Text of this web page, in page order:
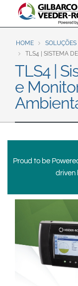
North America
United States
Canada
Latin America
Español
Brazil
Português
English
HOME SOLUÇÕES
TLS4 | SISTEMA
TLS4 |
e
Proud to be
driven